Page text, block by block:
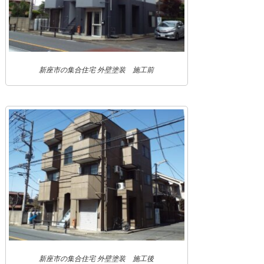
新座市の集合住宅 外壁塗装 施工前
新座市の集合住宅 外壁塗装 施工後